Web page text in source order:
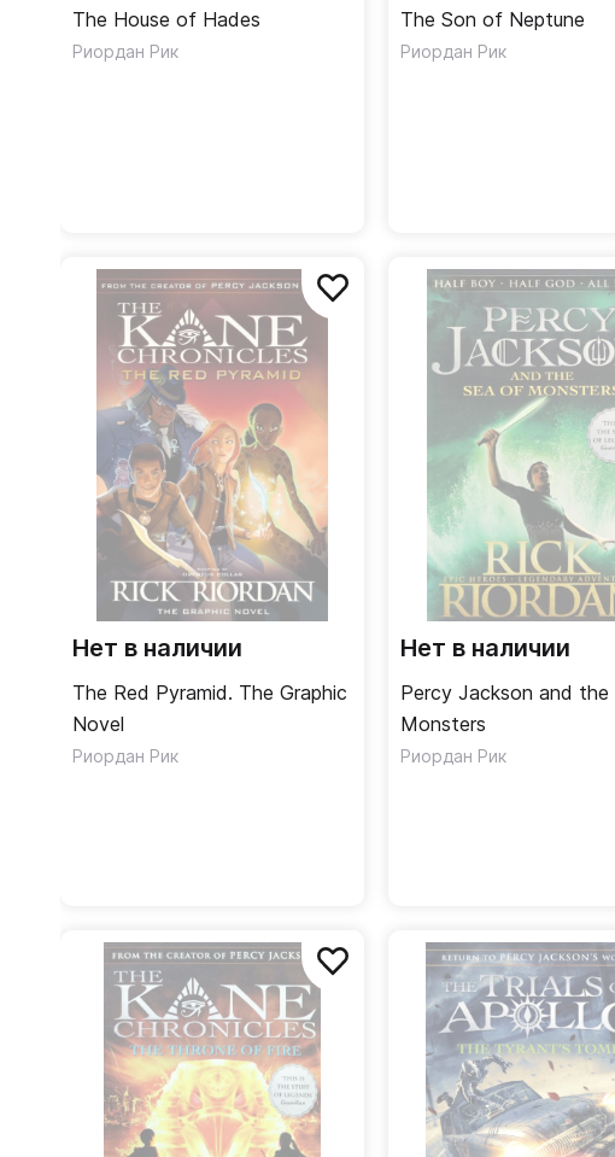
The House of Hades
Риордан Рик
The Son of Neptune
Риордан Рик
Нет в наличии
The Red Pyramid. The Graphic
Novel
Риордан Рик
Нет в наличии
Percy Jackson and
Monsters
Риордан Рик